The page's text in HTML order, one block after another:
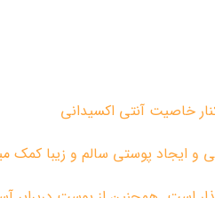
خاصیت آنتی اکسیدانی
و ایجاد پوستی سالم و زیبا کمک